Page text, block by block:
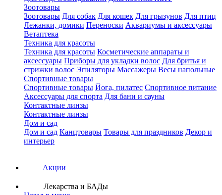
Зоотовары
Зоотовары Для собак Для кошек Для грызунов Для птиц
Лежанки, домики Переноски Аквариумы и аксессуары
Ветаптека
Техника для красоты
Техника для красоты Косметические аппараты и
аксессуары Приборы для укладки волос Для бритья и
стрижки волос Эпиляторы Массажеры Весы напольные
Спортивные товары
Спортивные товары Йога, пилатес Спортивное питание
Аксессуары для спорта Для бани и сауны
Контактные линзы
Контактные линзы
Дом и сад
Дом и сад Канцтовары Товары для праздников Декор и
интерьер
Акции
Лекарства и БАДы